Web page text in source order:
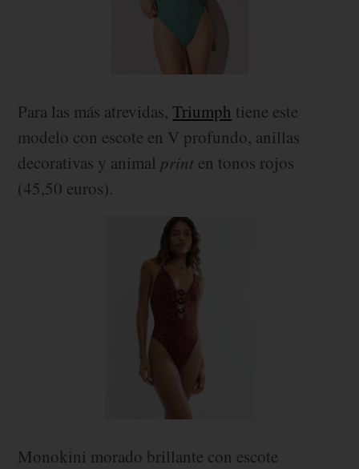
Para las más atrevidas,Triumph tiene este
modelo con escote en V profundo, anillas
decorativas y animal print en tonos rojos
(45,50 euros).
Monokini morado brillante con escote